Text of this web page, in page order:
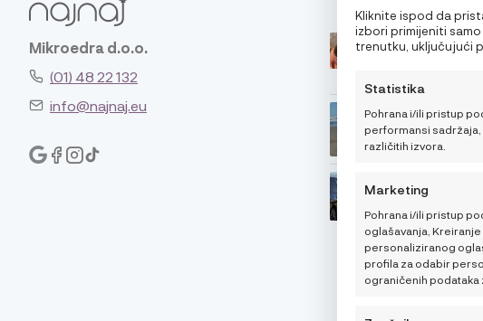
oglase. Nepristanak
značajke i funkcije.
Kliknite ispod da
izbori primijeniti
trenutku, uključujući
Statistika
Pohrana i/ili pristup
performansi sadržaja,
različitih izvora.
Marketing
Pohrana i/ili pristup
oglašavanja,
personaliziranog
profila za odabir
ograničenih podataka
Mikroedra d.o.o.
(01) 48 22 132
info@najnaj.eu
Što
obrok
Kako
lakše
Kako